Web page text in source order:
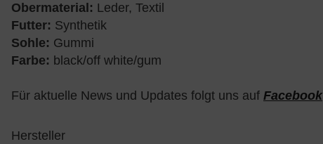
Obermaterial: Leder, Textil
Futter: Synthetik
Sohle: Gummi
Farbe: black/off white/gum
Für aktuelle News und Updates folgt uns auf Facebook
Hersteller